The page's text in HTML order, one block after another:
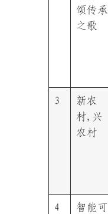
颂传承
之歌
3
新农
村,兴
农村
4
智能可